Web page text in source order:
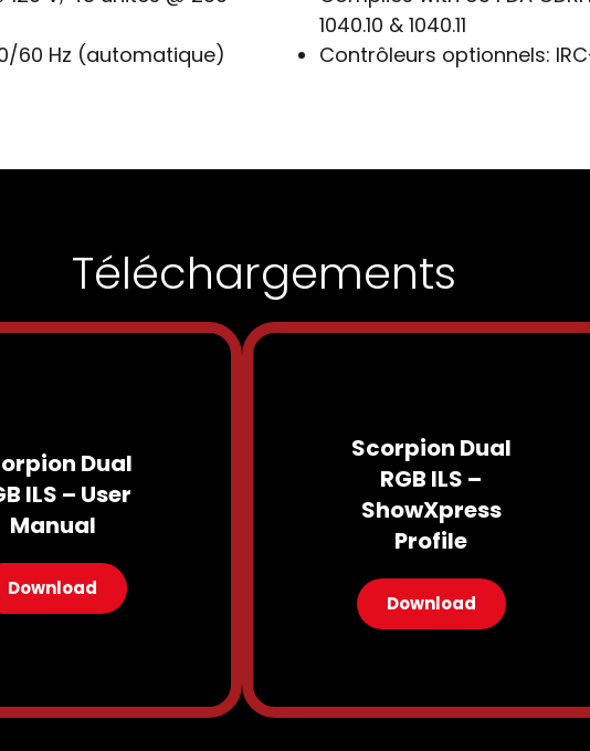
60 Hz (automatique)
1040.10 & 1040.11
Contrôleurs optionnels:
Téléchargements
Dual
ILS – User
Manual
Download
Scorpion Dual
RGB ILS –
ShowXpress
Profile
Download